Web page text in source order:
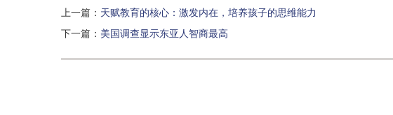
上一篇： 天赋教育的核心：激发内在，培养孩子的思维能力
下一篇： 美国调查显示东亚人智商最高